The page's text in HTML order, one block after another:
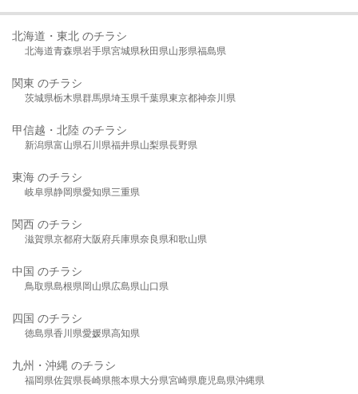
北海道・東北 のチラシ
北海道青森県岩手県宮城県秋田県山形県福島県
関東 のチラシ
茨城県栃木県群馬県埼玉県千葉県東京都神奈川県
甲信越・北陸 のチラシ
新潟県富山県石川県福井県山梨県長野県
東海 のチラシ
岐阜県静岡県愛知県三重県
関西 のチラシ
滋賀県京都府大阪府兵庫県奈良県和歌山県
中国 のチラシ
鳥取県島根県岡山県広島県山口県
四国 のチラシ
徳島県香川県愛媛県高知県
九州・沖縄 のチラシ
福岡県佐賀県長崎県熊本県大分県宮崎県鹿児島県沖縄県